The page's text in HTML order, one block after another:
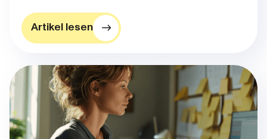
Artikel lesen
Blog post thumbnail